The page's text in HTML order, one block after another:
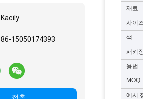
Kacily
86-15050174393
재료
사이
색
패키
용법
MOQ
예시